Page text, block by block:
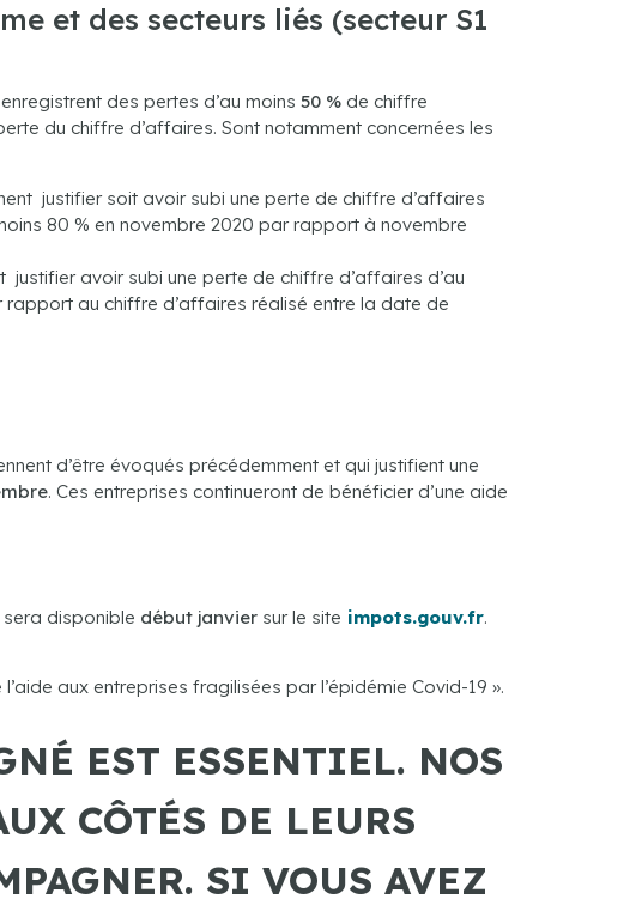
et des secteurs liés (secteur S1
des pertes d’au moins 50 % de chiffre
du chiffre d’affaires. Sont notamment concernées les
justifier soit avoir subi une perte de chiffre d’affaires
80 % en novembre 2020 par rapport à novembre
avoir subi une perte de chiffre d’affaires d’au
au chiffre d’affaires réalisé entre la date de
d’être évoqués précédemment et qui justifient une
. Ces entreprises continueront de bénéficier d’une aide
disponible début janvier sur le site impots.gouv.fr.
aux entreprises fragilisées par l’épidémie Covid-19 ».
EST ESSENTIEL. NOS
CÔTÉS DE LEURS
SI VOUS AVEZ